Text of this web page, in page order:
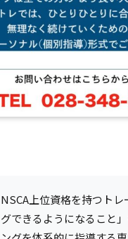
NSCA上位資格を持つト
グできるようになること